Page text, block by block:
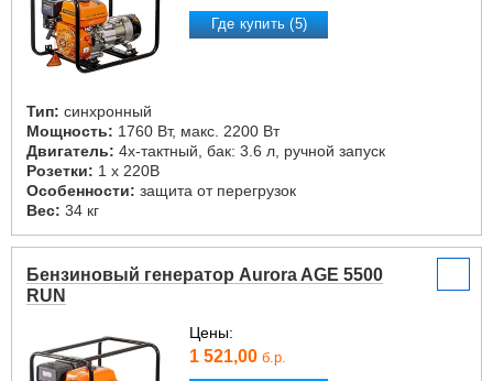
Где купить (5)
Тип: синхронный
Мощность: 1760 Вт, макс. 2200 Вт
Двигатель: 4х-тактный, бак: 3.6 л, ручной запуск
Розетки: 1 х 220В
Особенности: защита от перегрузок
Вес: 34 кг
Бензиновый генератор Aurora AGE 5500
RUN
Цены:
1 521,00 б.р.